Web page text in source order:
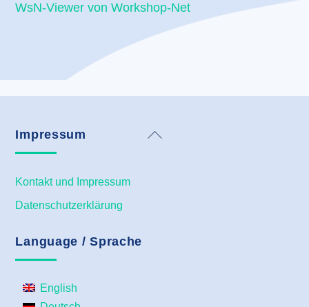
WsN-Viewer von Workshop-Net
Back
Impressum
Kontakt und Impressum
Datenschutzerklärung
Language / Sprache
English